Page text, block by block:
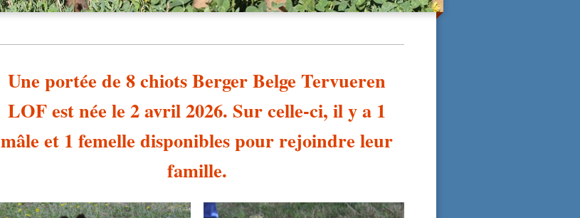
Une portée de 8 chiots Berger Belge Tervueren
LOF est née le 2 avril 2026. Sur celle-ci, il y a 1
mâle et 1 femelle disponibles pour rejoindre leur
famille.